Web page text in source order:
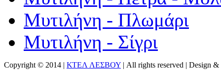
Μυτιλήνη - Πλωμάρι
Μυτιλήνη - Σίγρι
Copyright © 2014 | ΚΤΕΛ ΛΕΣΒΟΥ | All rights reserved | Design &